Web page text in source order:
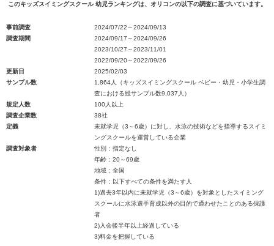
このキッズスイミングスクール 幼児ランキングは、オリコンの以下の調査に基づいています。
事前調査
2024/07/22～2024/09/13
調査期間
2024/09/17～2024/09/26
2023/10/27～2023/11/01
2022/09/20～2022/09/26
更新日
2025/02/03
サンプル数
1,864人（キッズスイミングスクール ベビー・幼児・小学生調
査における総サンプル数9,037人）
規定人数
100人以上
調査企業数
38社
定義
未就学児（3～6歳）に対し、水泳の技術などを指導するスイミ
ングスクールを運営している企業
調査対象者
性別：指定なし
年齢：20～69歳
地域：全国
条件：以下すべての条件を満たす人
1)過去3年以内に未就学児（3～6歳）を対象としたスイミング
スクールに水泳選手育成以外の目的で通わせたことのある保護
者
2)入会後半年以上経過している
3)料金を把握している